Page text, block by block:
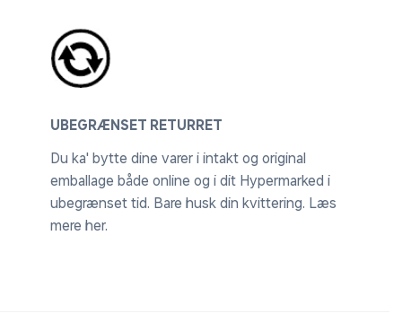
UBEGRÆNSET RETURRET
Du ka' bytte dine varer i intakt og original
emballage både online og i dit Hypermarked i
ubegrænset tid. Bare husk din kvittering. Læs
mere her.